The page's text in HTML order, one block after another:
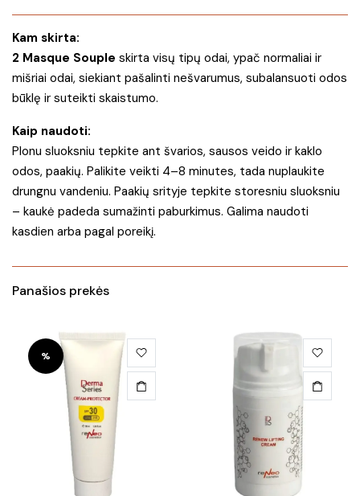
Kam skirta:
2 Masque Souple skirta visų tipų odai, ypač normaliai ir
mišriai odai, siekiant pašalinti nešvarumus, subalansuoti odos
būklę ir suteikti skaistumo.
Kaip naudoti:
Plonu sluoksniu tepkite ant švarios, sausos veido ir kaklo
odos, paakių. Palikite veikti 4–8 minutes, tada nuplaukite
drungnu vandeniu. Paakių srityje tepkite storesniu sluoksniu
– kaukė padeda sumažinti paburkimus. Galima naudoti
kasdien arba pagal poreikį.
Panašios prekės
%